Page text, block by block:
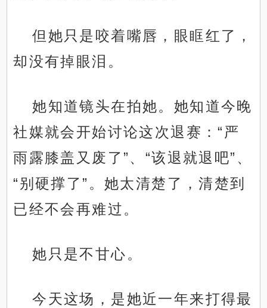
但她只是咬着嘴唇，眼眶红了，
却没有掉眼泪。
她知道镜头在拍她。她知道今晚
社媒就会开始讨论这次退赛：“严
雨露膝盖又废了”、“该退就退吧”、
“别硬撑了”。她太清楚了，清楚到
已经不会再难过。
她只是不甘心。
今天这场，是她近一年来打得最